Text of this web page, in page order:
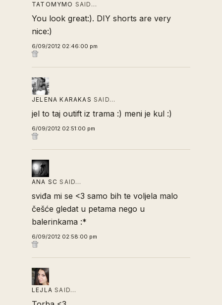
TATOMYMO SAID…
You look great:). DIY shorts are very
nice:)
6/09/2012 02:46:00 pm
JELENA KARAKAS SAID…
jel to taj outift iz trama :) meni je kul :)
6/09/2012 02:51:00 pm
ANA SC SAID…
sviđa mi se <3 samo bih te voljela malo
češće gledat u petama nego u
balerinkama :*
6/09/2012 02:58:00 pm
LEJLA SAID…